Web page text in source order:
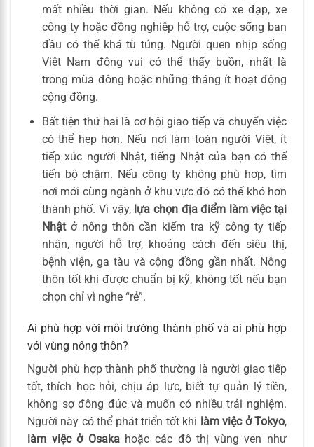
mất nhiều thời gian. Nếu không có xe đạp, xe
công ty hoặc đồng nghiệp hỗ trợ, cuộc sống ban
đầu có thể khá tù túng. Người quen nhịp sống
Việt Nam đông vui có thể thấy buồn, nhất là
trong mùa đông hoặc những tháng ít hoạt động
cộng đồng.
Bất tiện thứ hai là cơ hội giao tiếp và chuyển việc
có thể hẹp hơn. Nếu nơi làm toàn người Việt, ít
tiếp xúc người Nhật, tiếng Nhật của bạn có thể
tiến bộ chậm. Nếu công ty không phù hợp, tìm
nơi mới cùng ngành ở khu vực đó có thể khó hơn
thành phố. Vì vậy, lựa chọn địa điểm làm việc tại
Nhậtở nông thôn cần kiểm tra kỹ công ty tiếp
nhận, người hỗ trợ, khoảng cách đến siêu thị,
bệnh viện, ga tàu và cộng đồng gần nhất. Nông
thôn tốt khi được chuẩn bị kỹ, không tốt nếu bạn
chọn chỉ vì nghe “rẻ”.
Ai phù hợp với môi trường thành phố và ai phù hợp
với vùng nông thôn?
Người phù hợp thành phố thường là người giao tiếp
tốt, thích học hỏi, chịu áp lực, biết tự quản lý tiền,
không sợ đông đúc và muốn có nhiều trải nghiệm.
Người này có thể phát triển tốt khi làm việc ở Tokyo,
làm việc ở Osakahoặc các đô thị vùng ven như